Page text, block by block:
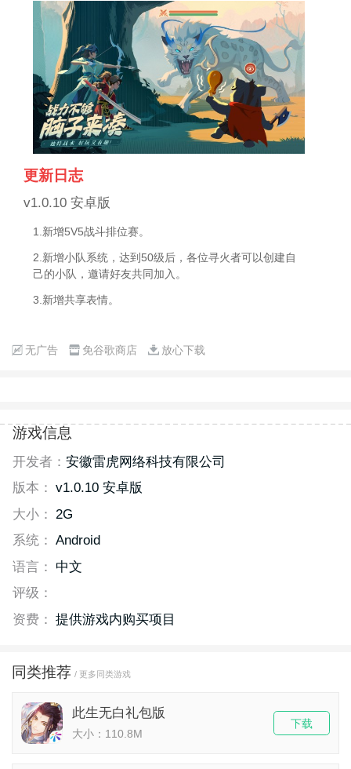
更新日志
v1.0.10 安卓版
1.新增5V5战斗排位赛。
2.新增小队系统，达到50级后，各位寻火者可以创建自
己的小队，邀请好友共同加入。
3.新增共享表情。
无广告 免谷歌商店 放心下载
游戏信息
开发者： 安徽雷虎网络科技有限公司
版本： v1.0.10 安卓版
大小： 2G
系统： Android
语言：
中文
评级：
资费： 提供游戏内购买项目
同类推荐 / 更多同类游戏
此生无白礼包版
大小：110.8M
下载